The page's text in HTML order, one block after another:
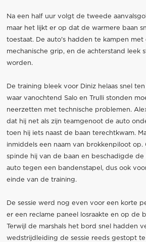
Na een half uur volgt de tweede
maar het lijkt er op dat de warmere baan
toestaat. De auto's hadden te kampen met
mechanische grip, en de achterstand leek
worden.
De training bleek voor Diniz helaas snel
waar vanochtend Salo en Trulli stonden
neerzetten met technische problemen.
dat hij net als zijn teamgenoot de auto
toen hij iets naast de baan terechtkwam.
inmiddels een naam van brokkenpiloot op.
spinde hij van de baan en beschadigde de
auto tegen een bandenstapel, dus ook
einde van de training.
De sessie werd nog even voor een korte
er een reclame paneel losraakte en op de
Terwijl de marshals het bord snel hadden
wedstrijdleiding de sessie reeds gestopt